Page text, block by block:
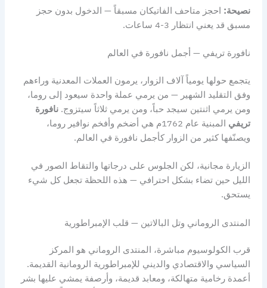
نصيحة: احجز متاحف الفاتيكان مسبقاً — الدخول بدون حجز
مسبق قد يعني انتظار 3-4 ساعات.
نافورة تريفي — أجمل نافورة في العالم
يتجمع حولها يومياً آلاف الزوار، يرمون العملات المعدنية وراءهم
وفق التقليد الشهير — من يرمي عملة واحدة سيعود إلى روما،
ومن يرمي اثنتين سيجد حباً، ومن يرمي ثلاثاً سيتزوج. نافورة
تريفي
المبنية عام 1762م هي أضخم وأفخم نوافير روما،
ويصنّفها كثير من الزوار كأجمل نافورة في العالم.
الزيارة مجانية، لكن الجلوس على درجاتها والتقاط الصور في
الليل حين تضاء بشكل احترافي — هذه اللحظة تجعل كل شيء
يستحق.
المنتدى الروماني وتل البالاتين — قلب الإمبراطورية
قرب الكولوسيوم مباشرة، المنتدى الروماني هو المركز
السياسي والاقتصادي والديني للإمبراطورية الرومانية القديمة.
أعمدة رخامية متهالكة، ومعابد قديمة، وأرصفة يمشي عليها بشر